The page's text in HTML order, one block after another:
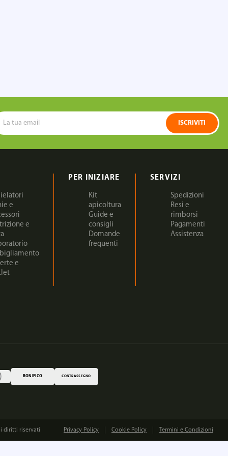
ISCRIVITI
e
e
e
PER INIZIARE
Kit
apicoltura
Guide e
consigli
Domande
frequenti
SERVIZI
Spedizioni
Resi e
rimborsi
Pagamenti
Assistenza
BONIFICO CONTRASSEGNO
i diritti riservati Privacy Policy Cookie Policy Termini e Condizioni